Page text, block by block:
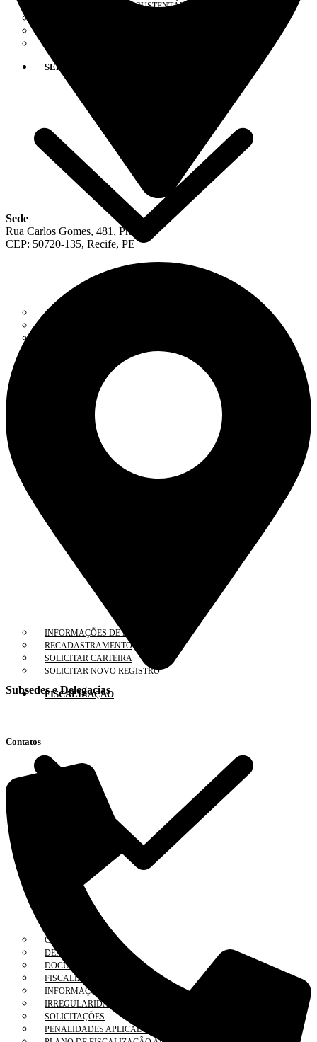
PLANO DE LOGÍSTICA SUSTENTÁVEL
SERVIÇOS
ANUIDADE 2026
INFORMAÇÕES DE REGISTRO
RECADASTRAMENTO
SOLICITAR CARTEIRA
SOLICITAR NOVO REGISTRO
FISCALIZAÇÃO
COAF
DENÚNCIA
DOCUMENTOS
FISCALIZAÇÃO ELETRÔNICA
INFORMAÇÕES
IRREGULARIDADES
SOLICITAÇÕES
PENALIDADES APLICADAS
Sede
Rua Carlos Gomes, 481, Prado
CEP: 50720-135, Recife, PE
Subsedes e Delegacias
Contatos